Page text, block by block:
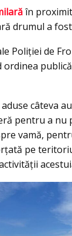
în
drumul a
Poliției de
câteva
pentru a nu
vamă,
pe